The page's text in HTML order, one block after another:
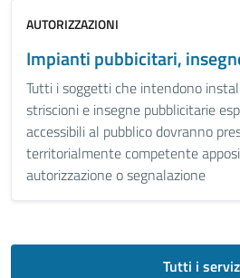
AUTORIZZAZIONI
Impianti pubbicitari,
Tutti i soggetti che intendono
striscioni e insegne pubblicitarie
accessibili al pubblico dovranno
territorialmente competente
autorizzazione o segnalazione
Tutti i